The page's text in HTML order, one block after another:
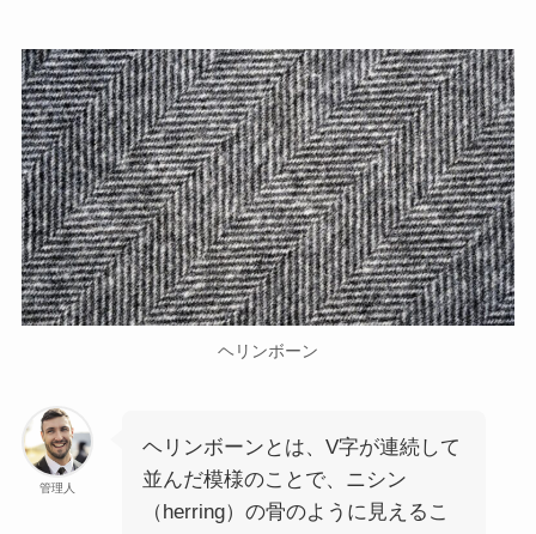
ヘリンボーン
管理人
ヘリンボーンとは、V字が連続して
並んだ模様のことで、ニシン
（herring）の骨のように見えるこ